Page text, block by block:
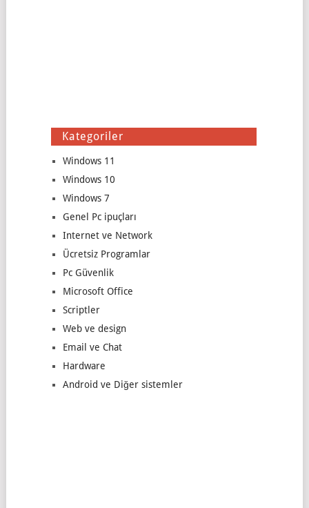
Kategoriler
Windows 11
Windows 10
Windows 7
Genel Pc ipuçları
Internet ve Network
Ücretsiz Programlar
Pc Güvenlik
Microsoft Office
Scriptler
Web ve design
Email ve Chat
Hardware
Android ve Diğer sistemler